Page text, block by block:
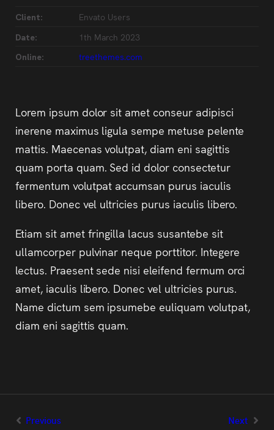
Client: Envato Users
Date: 1th March 2023
Online: treethemes.com
Lorem ipsum dolor sit amet conseur adipisci
inerene maximus ligula sempe metuse pelente
mattis. Maecenas volutpat, diam eni sagittis
quam porta quam. Sed id dolor consectetur
fermentum volutpat accumsan purus iaculis
libero. Donec vel ultricies purus iaculis libero.
Etiam sit amet fringilla lacus susantebe sit
ullamcorper pulvinar neque porttitor. Integere
lectus. Praesent sede nisi eleifend fermum orci
amet, iaculis libero. Donec vel ultricies purus.
Name dictum sem ipsumebe euliquam volutpat,
diam eni sagittis quam.
Previous Next